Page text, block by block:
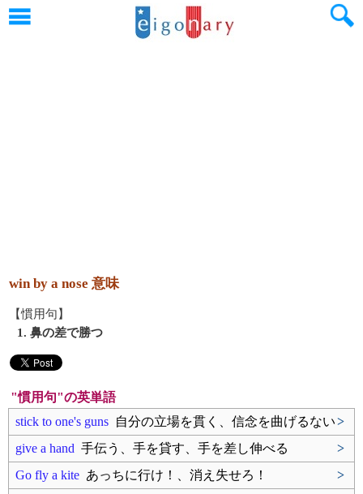
win by a nose 意味
【慣用句】
1. 鼻の差で勝つ
"慣用句"の英単語
stick to one's guns 自分の立場を貫く、信念を曲げるない>
give a hand 手伝う、手を貸す、手を差し伸べる
>
Go fly a kite あっちに行け！、消え失せろ！
>